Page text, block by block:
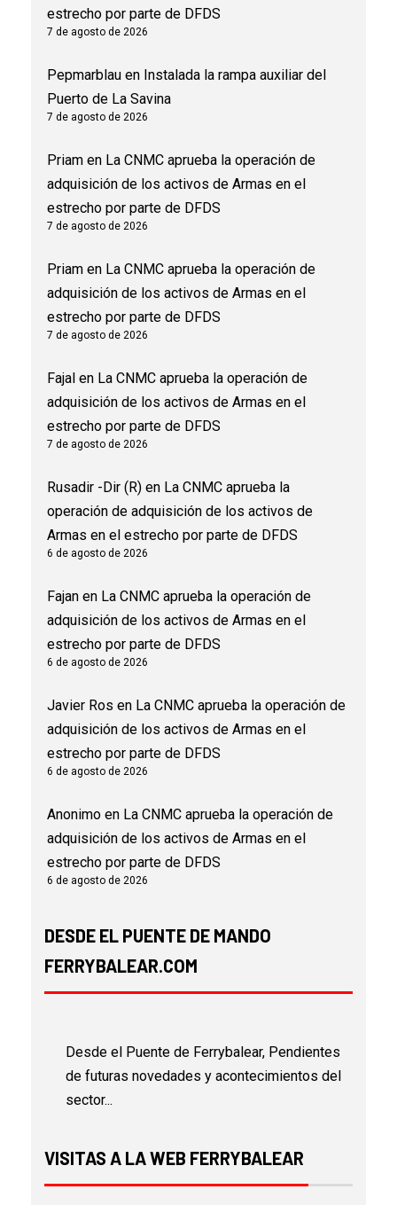
estrecho por parte de DFDS
7 de agosto de 2026
Pepmarblau en Instalada la rampa auxiliar del
Puerto de La Savina
7 de agosto de 2026
Priam en La CNMC aprueba la operación de
adquisición de los activos de Armas en el
estrecho por parte de DFDS
7 de agosto de 2026
Priam en La CNMC aprueba la operación de
adquisición de los activos de Armas en el
estrecho por parte de DFDS
7 de agosto de 2026
Fajal en La CNMC aprueba la operación de
adquisición de los activos de Armas en el
estrecho por parte de DFDS
7 de agosto de 2026
Rusadir -Dir (R) en La CNMC aprueba la
operación de adquisición de los activos de
Armas en el estrecho por parte de DFDS
6 de agosto de 2026
Fajan en La CNMC aprueba la operación de
adquisición de los activos de Armas en el
estrecho por parte de DFDS
6 de agosto de 2026
Javier Ros en La CNMC aprueba la operación de
adquisición de los activos de Armas en el
estrecho por parte de DFDS
6 de agosto de 2026
Anonimo en La CNMC aprueba la operación de
adquisición de los activos de Armas en el
estrecho por parte de DFDS
6 de agosto de 2026
DESDE EL PUENTE DE MANDO
FERRYBALEAR.COM
Desde el Puente de Ferrybalear, Pendientes
de futuras novedades y acontecimientos del
sector...
VISITAS A LA WEB FERRYBALEAR